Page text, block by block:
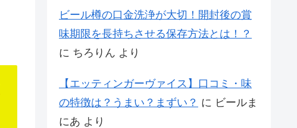
ビール樽の口金洗浄が大切！開封後の賞
味期限を長持ちさせる保存方法とは！？
に ちろりん より
【エッティンガーヴァイス】口コミ・味
の特徴は？うまい？まずい？ に ビールま
にあ より